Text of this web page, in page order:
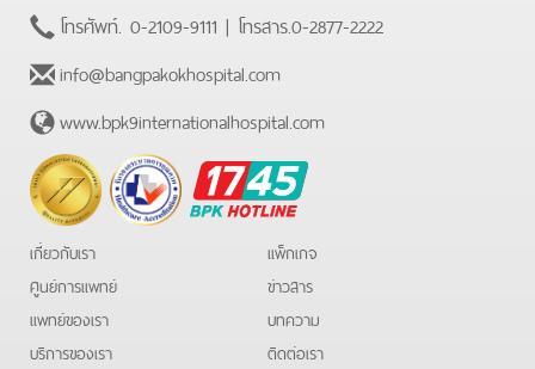
โทรศัพท์. 0-2109-9111 | โทรสาร.0-2877-2222
info@bangpakokhospital.com
www.bpk9internationalhospital.com
BPK
Hotline
เกี่ยวกับเรา
ศูนย์การแพทย์
แพทย์ของเรา
บริการของเรา
แพ็กเกจ
ข่าวสาร
บทความ
ติดต่อเรา